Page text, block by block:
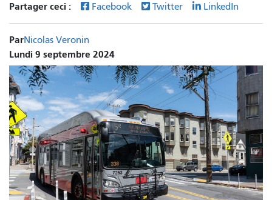
Partager ceci : Facebook Twitter LinkedIn
ParNicolas Veronin
Lundi 9 septembre 2024